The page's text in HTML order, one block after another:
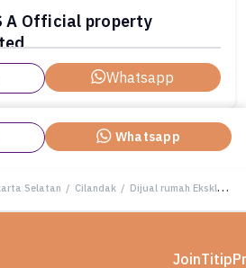
A Official property
Whatsapp
Whatsapp
Selatan / Cilandak / Dijual rumah Eksklusif di Cilandak, Jakarta Selatan - LT 274m²
JoinTitip